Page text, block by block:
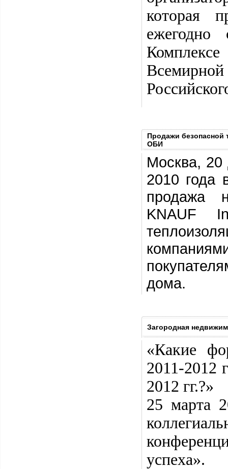
которая
Продажи безопасной
ОБИ
Москва, 20
2010 года
продажа
KNAUF
дома.
Загородная
«Какие
2011-2012
2012 гг.?»
25 марта
успеха».